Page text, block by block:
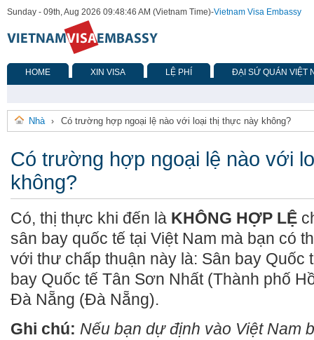
Sunday - 09th, Aug 2026 09:48:46 AM (Vietnam Time)-Vietnam Visa Embassy
HOME XIN VISA LỆ PHÍ ĐẠI SỨ QUÁN VIỆT
Nhà › Có trường hợp ngoại lệ nào với loại thị thực này không?
Có trường hợp ngoại lệ nào với
không?
Có, thị thực khi đến là KHÔNG HỢP LỆ
sân bay quốc tế tại Việt Nam mà bạn có
với thư chấp thuận này là: Sân bay Quốc
bay Quốc tế Tân Sơn Nhất (Thành phố
Đà Nẵng (Đà Nẵng).
Ghi chú: Nếu bạn dự định vào Việt Nam